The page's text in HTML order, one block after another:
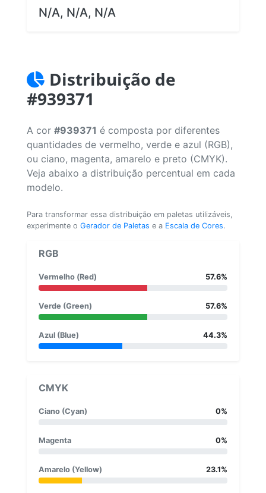
N/A, N/A, N/A
Distribuição de
#939371
A cor #939371 é composta por diferentes
quantidades de vermelho, verde e azul (RGB),
ou ciano, magenta, amarelo e preto (CMYK).
Veja abaixo a distribuição percentual em cada
modelo.
Para transformar essa distribuição em paletas utilizáveis,
experimente o Gerador de Paletas e a Escala de Cores.
RGB
Vermelho (Red) 57.6%
Verde (Green) 57.6%
Azul (Blue) 44.3%
CMYK
Ciano (Cyan) 0%
Magenta 0%
Amarelo (Yellow) 23.1%